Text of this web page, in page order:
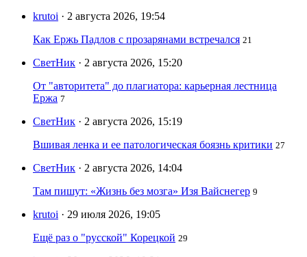
krutoi · 2 августа 2026, 19:54
Как Ержь Падлов с прозарянами встречался 21
СветНик · 2 августа 2026, 15:20
От "авторитета" до плагиатора: карьерная лестница
Ержа 7
СветНик · 2 августа 2026, 15:19
Вшивая ленка и ее патологическая боязнь критики 27
СветНик · 2 августа 2026, 14:04
Там пишут: «Жизнь без мозга» Изя Вайснегер 9
krutoi · 29 июля 2026, 19:05
Ещё раз о "русской" Корецкой 29